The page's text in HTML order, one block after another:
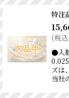
特
(税込
●入
ズは
当社